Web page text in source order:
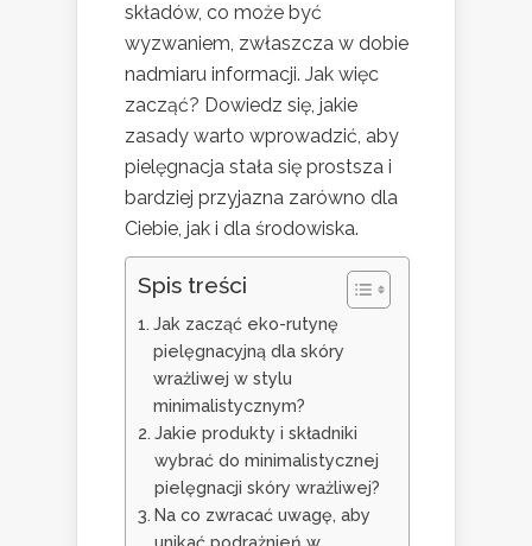
składów, co może być
wyzwaniem, zwłaszcza w dobie
nadmiaru informacji. Jak więc
zacząć? Dowiedz się, jakie
zasady warto wprowadzić, aby
pielęgnacja stała się prostsza i
bardziej przyjazna zarówno dla
Ciebie, jak i dla środowiska.
Spis treści
Jak zacząć eko-rutynę
pielęgnacyjną dla skóry
wrażliwej w stylu
minimalistycznym?
Jakie produkty i składniki
wybrać do minimalistycznej
pielęgnacji skóry wrażliwej?
Na co zwracać uwagę, aby
unikać podrażnień w